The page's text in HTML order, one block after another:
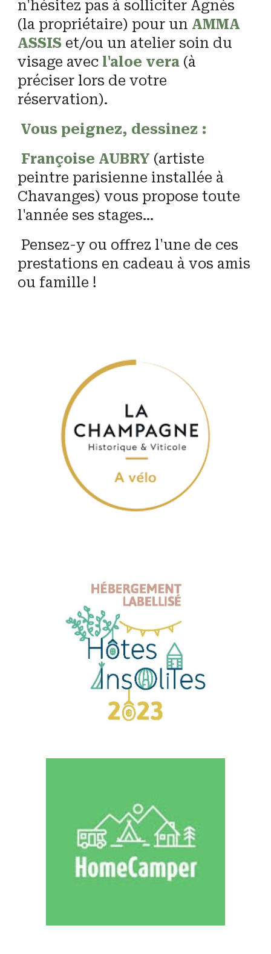
n'hésitez pas à solliciter Agnès
(la propriétaire) pour un AMMA
ASSIS et/ou un atelier soin du
visage avec l'aloe vera (à
préciser lors de votre
réservation).
Vous peignez, dessinez :
Françoise AUBRY (artiste
peintre parisienne installée à
Chavanges) vous propose toute
l'année ses stages...
Pensez-y ou offrez l'une de ces
prestations en cadeau à vos amis
ou famille !